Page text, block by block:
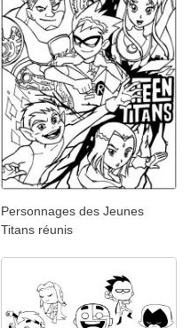
Personnages des Jeunes
Titans réunis